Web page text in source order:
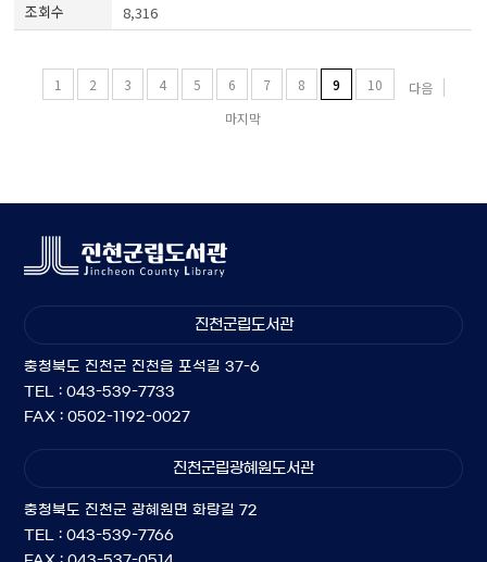
8,316
1 2 3 4 5 6 7 8 9 10
다음
마지막
진천군립도서관
충청북도 진천군 진천읍 포석길 37-6
TEL : 043-539-7733
FAX : 0502-1192-0027
진천군립광혜원도서관
충청북도 진천군 광혜원면 화랑길 72
TEL : 043-539-7766